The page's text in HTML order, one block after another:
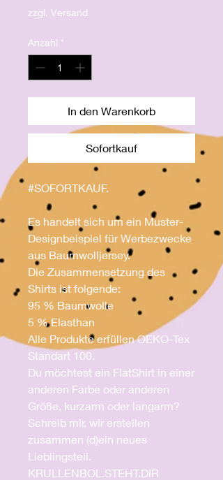
zzgl. Versand
Anzahl *
In den Warenkorb
Sofortkauf
#SOFORTKAUF.
Es handelt sich um ein Muster-
Designbeispiel für Werbezwecke
aus Baumwolljersey.
Die Zusammensetzung des
Shirts ist folgende:
95 % Baumwolle
5 % Elasthan
Alle Produkte erfüllen OEKO-Tex
Standart 100.
Du möchtest ein FlatShirt in einer
anderen Farbe oder anderen
Größe, kurzarm oder langarm?
Schreib mir, wir erstellen
zusammen (d)ein neues
Lieblingsteil.
KRULLENBOL.STEHT.DIR